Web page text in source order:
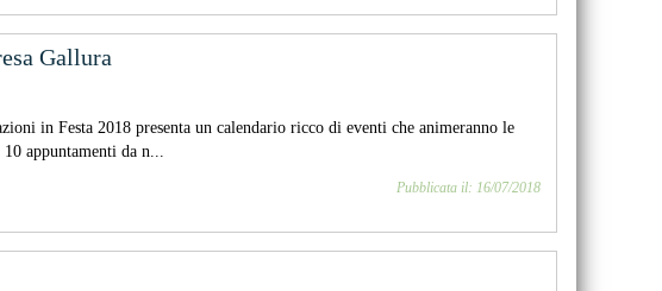
Gallura
in Festa 2018 presenta un calendario ricco di eventi che animeranno le
appuntamenti da n...
Pubblicata il: 16/07/2018